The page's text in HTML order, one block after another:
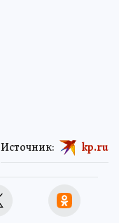
Источник: kp.ru